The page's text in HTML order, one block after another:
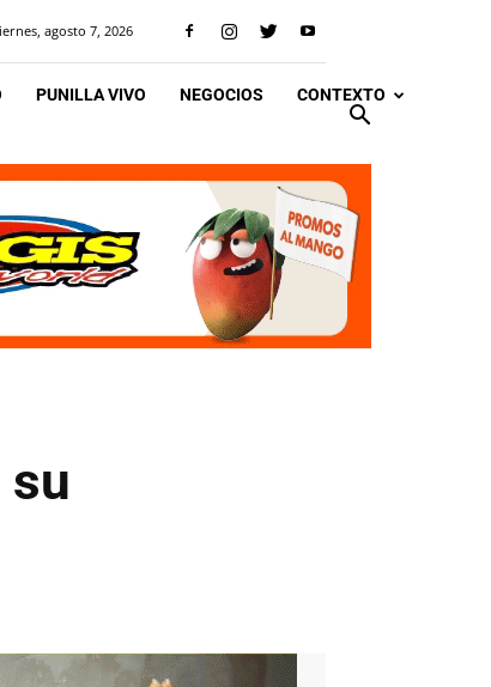
agosto 7, 2026
PUNILLA VIVO NEGOCIOS CONTEXTO
su